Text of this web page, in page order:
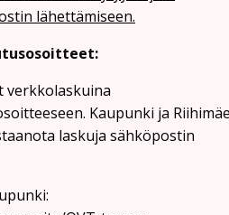
lähettämiseen.
verkkolaskuina
Kaupunki ja
laskuja sähköpostin